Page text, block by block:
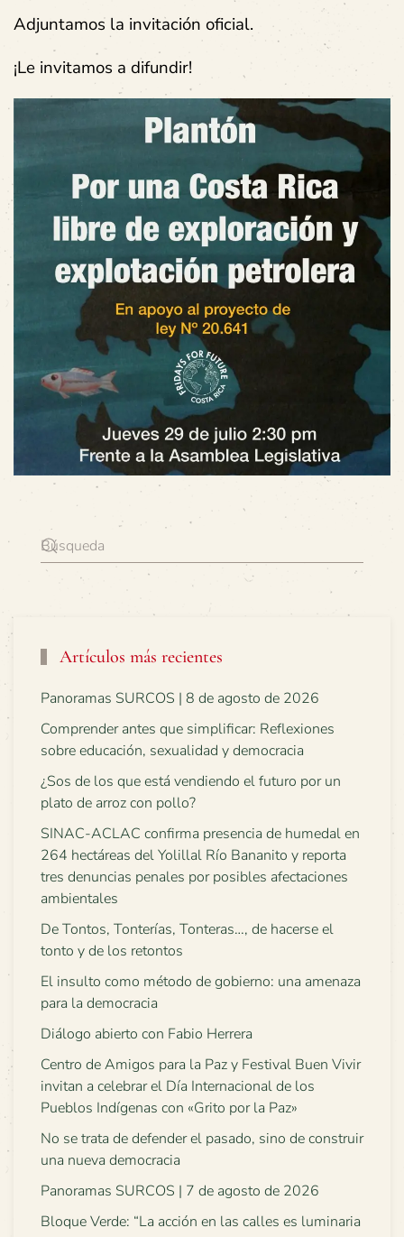
Adjuntamos la invitación oficial.
¡Le invitamos a difundir!
Artículos más recientes
Panoramas SURCOS | 8 de agosto de 2026
Comprender antes que simplificar: Reflexiones
sobre educación, sexualidad y democracia
¿Sos de los que está vendiendo el futuro por un
plato de arroz con pollo?
SINAC-ACLAC confirma presencia de humedal en
264 hectáreas del Yolillal Río Bananito y reporta
tres denuncias penales por posibles afectaciones
ambientales
De Tontos, Tonterías, Tonteras…, de hacerse el
tonto y de los retontos
El insulto como método de gobierno: una amenaza
para la democracia
Diálogo abierto con Fabio Herrera
Centro de Amigos para la Paz y Festival Buen Vivir
invitan a celebrar el Día Internacional de los
Pueblos Indígenas con «Grito por la Paz»
No se trata de defender el pasado, sino de construir
una nueva democracia
Panoramas SURCOS | 7 de agosto de 2026
Bloque Verde: “La acción en las calles es luminaria